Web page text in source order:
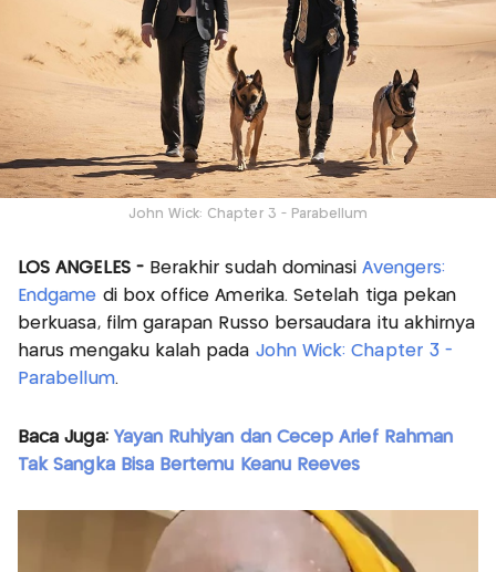
John Wick: Chapter 3 - Parabellum
LOS ANGELES - Berakhir sudah dominasiAvengers:
Endgame di box office Amerika. Setelah tiga pekan
berkuasa, film garapan Russo bersaudara itu akhirnya
harus mengaku kalah pada John Wick: Chapter 3 -
Parabellum.
Baca Juga: Yayan Ruhiyan dan Cecep Arief Rahman
Tak Sangka Bisa Bertemu Keanu Reeves